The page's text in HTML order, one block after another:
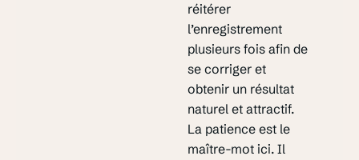
réitérer
l’enregistrement
plusieurs fois afin de
se corriger et
obtenir un résultat
naturel et attractif.
La patience est le
maître-mot ici. Il